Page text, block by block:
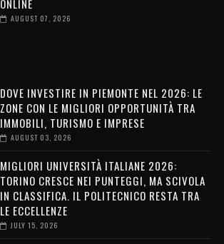
ONLINE
AUGUST 07, 2026
DOVE INVESTIRE IN PIEMONTE NEL 2026: LE
ZONE CON LE MIGLIORI OPPORTUNITÀ TRA
IMMOBILI, TURISMO E IMPRESE
AUGUST 03, 2026
MIGLIORI UNIVERSITÀ ITALIANE 2026:
TORINO CRESCE NEI PUNTEGGI, MA SCIVOLA
IN CLASSIFICA. IL POLITECNICO RESTA TRA
LE ECCELLENZE
JULY 15, 2026